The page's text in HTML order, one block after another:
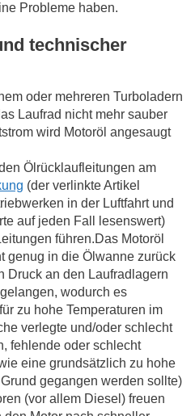
Probleme haben.
technischer
oder mehreren Turboladern
Laufrad nicht mehr sauber
wird Motoröl angesaugt
Ölrücklaufleitungen am
(der verlinkte Artikel
in der Luftfahrt und
auf jeden Fall lesenswert)
führen.Das Motoröl
genug in die Ölwanne zurück
Druck an den Laufradlagern
wodurch es
zu hohe Temperaturen im
verlegte und/oder schlecht
fehlende oder schlecht
eine grundsätzlich zu hohe
gegangen werden sollte)
(vor allem Diesel) freuen